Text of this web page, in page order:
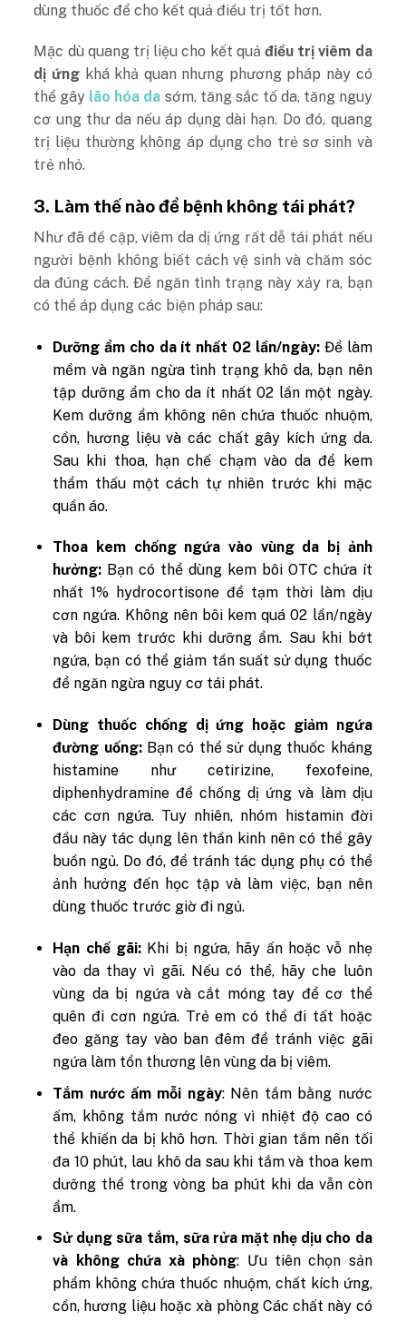
dùng thuốc để cho kết quả điều trị tốt hơn.
Mặc dù quang trị liệu cho kết quả điều trị viêm da
dị ứngkhá khả quan nhưng phương pháp này có
thể gây lão hóa da sớm, tăng sắc tố da, tăng nguy
cơ ung thư da nếu áp dụng dài hạn. Do đó, quang
trị liệu thường không áp dụng cho trẻ sơ sinh và
trẻ nhỏ.
3. Làm thế nào để bệnh không tái phát?
Như đã đề cập, viêm da dị ứng rất dễ tái phát nếu
người bệnh không biết cách vệ sinh và chăm sóc
da đúng cách. Để ngăn tình trạng này xảy ra, bạn
có thể áp dụng các biện pháp sau:
Dưỡng ẩm cho da ít nhất 02 lần/ngày: Để làm
mềm và ngăn ngừa tình trạng khô da, bạn nên
tập dưỡng ẩm cho da ít nhất 02 lần một ngày.
Kem dưỡng ẩm không nên chứa thuốc nhuộm,
cồn, hương liệu và các chất gây kích ứng da.
Sau khi thoa, hạn chế chạm vào da để kem
thẩm thấu một cách tự nhiên trước khi mặc
quần áo.
Thoa kem chống ngứa vào vùng da bị ảnh
hưởng: Bạn có thể dùng kem bôi OTC chứa ít
nhất 1% hydrocortisone để tạm thời làm dịu
cơn ngứa. Không nên bôi kem quá 02 lần/ngày
và bôi kem trước khi dưỡng ẩm. Sau khi bớt
ngứa, bạn có thể giảm tần suất sử dụng thuốc
để ngăn ngừa nguy cơ tái phát.
Dùng thuốc chống dị ứng hoặc giảm ngứa
đường uống: Bạn có thể sử dụng thuốc kháng
histamine như cetirizine, fexofeine,
diphenhydramine để chống dị ứng và làm dịu
các cơn ngứa. Tuy nhiên, nhóm histamin đời
đầu này tác dụng lên thần kinh nên có thể gây
buồn ngủ. Do đó, để tránh tác dụng phụ có thể
ảnh hưởng đến học tập và làm việc, bạn nên
dùng thuốc trước giờ đi ngủ.
Hạn chế gãi: Khi bị ngứa, hãy ấn hoặc vỗ nhẹ
vào da thay vì gãi. Nếu có thể, hãy che luôn
vùng da bị ngứa và cắt móng tay để cơ thể
quên đi cơn ngứa. Trẻ em có thể đi tất hoặc
đeo găng tay vào ban đêm để tránh việc gãi
ngứa làm tổn thương lên vùng da bị viêm.
Tắm nước ấm mỗi ngày: Nên tắm bằng nước
ấm, không tắm nước nóng vì nhiệt độ cao có
thể khiến da bị khô hơn. Thời gian tắm nên tối
đa 10 phút, lau khô da sau khi tắm và thoa kem
dưỡng thể trong vòng ba phút khi da vẫn còn
ẩm.
Sử dụng sữa tắm, sữa rửa mặt nhẹ dịu cho da
và không chứa xà phòng: Ưu tiên chọn sản
phẩm không chứa thuốc nhuộm, chất kích ứng,
cồn, hương liệu hoặc xà phòng Các chất này có